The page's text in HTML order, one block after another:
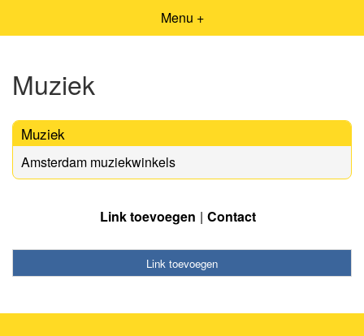
Menu +
Muziek
Muziek
Amsterdam muziekwinkels
Link toevoegen Contact
Link toevoegen